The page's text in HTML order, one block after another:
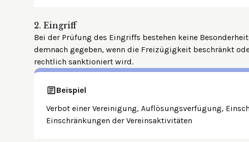
2. Eingriff
Bei der Prüfung des Eingriffs bestehen keine
demnach gegeben, wenn die Freizügigkeit beschränkt
rechtlich sanktioniert wird.
Beispiel
Verbot einer Vereinigung, Auflösungsverfügung,
Einschränkungen der Vereinsaktivitäten